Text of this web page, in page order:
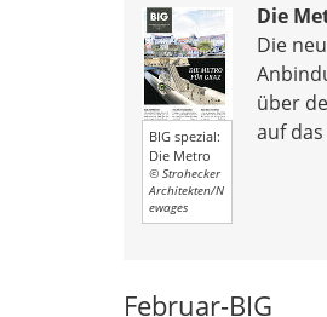
BIG spezial:
Die Metro
© Strohecker
Architekten/N
ewages
Die
Die
über
auf
Februar-BIG